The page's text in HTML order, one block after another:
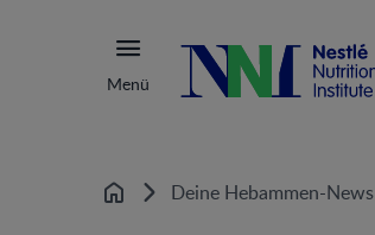
Menü
StartseiteDeine Hebammen-News